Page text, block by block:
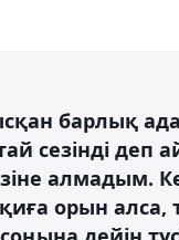
барлық
сезінді
алмадым.
орын алса,